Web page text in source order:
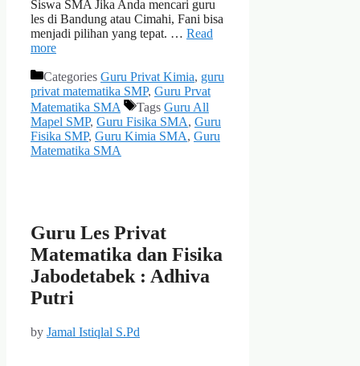
Siswa SMA Jika Anda mencari guru
les di Bandung atau Cimahi, Fani bisa
menjadi pilihan yang tepat. … Read
more
Categories Guru Privat Kimia, guru
privat matematika SMP, Guru Prvat
Matematika SMA
Tags Guru All
Mapel SMP, Guru Fisika SMA, Guru
Fisika SMP, Guru Kimia SMA, Guru
Matematika SMA
Guru Les Privat
Matematika dan Fisika
Jabodetabek : Adhiva
Putri
by Jamal Istiqlal S.Pd